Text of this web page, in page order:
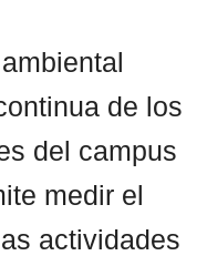
de los
del campus
medir el
actividades